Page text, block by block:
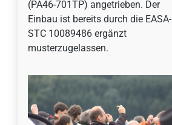
(PA46-701TP) angetrieben. Der
Einbau ist bereits durch die EASA-
STC 10089486 ergänzt
musterzugelassen.